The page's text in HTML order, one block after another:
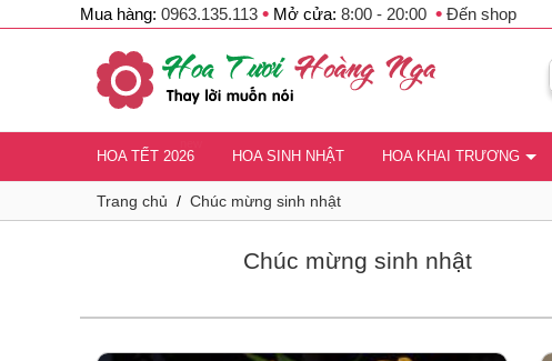
Mua hàng: 0963.135.113 • Mở cửa: 8:00 - 20:00 • Đến shop
HOA TẾT 2026 HOA SINH NHẬT HOA KHAI TRƯƠNG
Trang chủ / Chúc mừng sinh nhật
Chúc mừng sinh nhật